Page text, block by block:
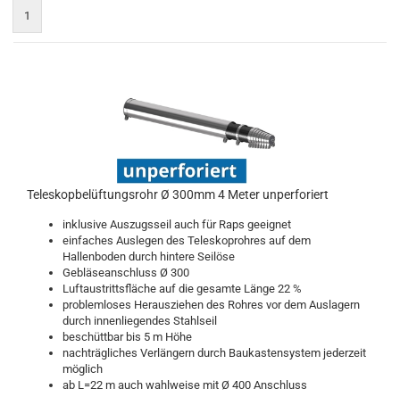
1
Teleskopbelüftungsrohr Ø 300mm 4 Meter unperforiert
inklusive Auszugsseil auch für Raps geeignet
einfaches Auslegen des Teleskoprohres auf dem
Hallenboden durch hintere Seilöse
Gebläseanschluss Ø 300
Luftaustrittsfläche auf die gesamte Länge 22 %
problemloses Herausziehen des Rohres vor dem Auslagern
durch innenliegendes Stahlseil
beschüttbar bis 5 m Höhe
nachträgliches Verlängern durch Baukastensystem jederzeit
möglich
ab L=22 m auch wahlweise mit Ø 400 Anschluss